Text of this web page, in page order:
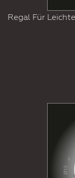
Regal Für